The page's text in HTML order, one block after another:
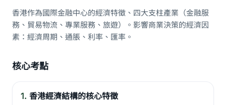
香港作為國際金融中心的經濟特徵、四大支柱產業（金融服
務、貿易物流、專業服務、旅遊）。影響商業決策的經濟因
素：經濟周期、通脹、利率、匯率。
核心考點
1. 香港經濟結構的核心特徵